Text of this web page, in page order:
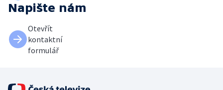
Napište nám
Otevřít
kontaktní
formulář